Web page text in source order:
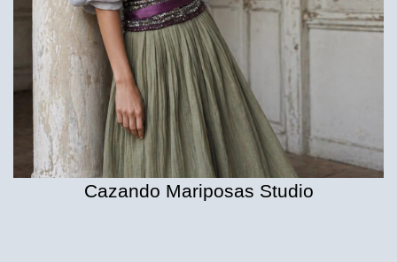
Cazando Mariposas Studio